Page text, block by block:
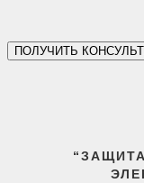
ПОЛУЧИТЬ